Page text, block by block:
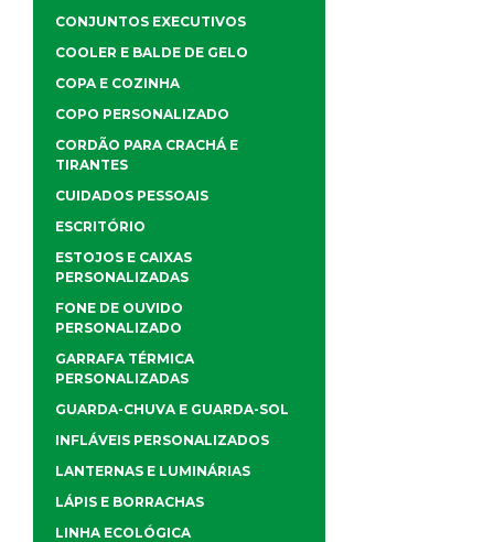
CONJUNTOS EXECUTIVOS
COOLER E BALDE DE GELO
COPA E COZINHA
COPO PERSONALIZADO
CORDÃO PARA CRACHÁ E
TIRANTES
CUIDADOS PESSOAIS
ESCRITÓRIO
ESTOJOS E CAIXAS
PERSONALIZADAS
FONE DE OUVIDO
PERSONALIZADO
GARRAFA TÉRMICA
PERSONALIZADAS
GUARDA-CHUVA E GUARDA-SOL
INFLÁVEIS PERSONALIZADOS
LANTERNAS E LUMINÁRIAS
LÁPIS E BORRACHAS
LINHA ECOLÓGICA